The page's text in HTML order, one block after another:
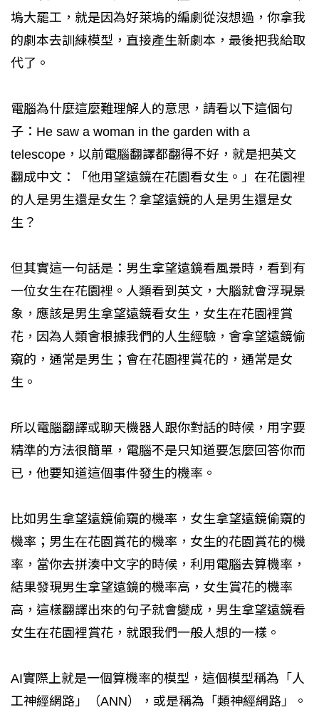
塢大罷工，就是因為好萊塢的編劇從沒想過，你拿我
的劇本去訓練模型，直接產生新劇本，最後把我給取
代了。
電腦為什麼這麼難理解人的意思，請看以下這個句
子：He saw a woman in the garden with a
telescope，以前電腦翻譯都翻得不好，就是把英文
翻成中文：「他用望遠鏡在花園看女生。」在花園裡
的人是男生還是女生？拿望遠鏡的人是男生還是女
生？
但其實這一句話是：男生拿望遠鏡看風景時，看到有
一位女生在花園裡。人類看到英文，大腦就會浮現景
象，應該是男生拿望遠鏡看女生，女生在花園裡賞
花，因為人類會根據我們的人生經驗，會拿望遠鏡偷
窺的，通常是男生；會在花園裡賞花的，通常是女
生。
所以電腦翻譯或聊天機器人跟你對話的時候，用字要
精準的方法很簡單，電腦不是只知道要怎麼回答你而
已，他要知道這個事件發生的機率。
比如男生拿望遠鏡偷窺的機率，女生拿望遠鏡偷窺的
機率；男生在花園賞花的機率，女生的花園賞花的機
率，當你去拼湊中文字的時候，利用電腦去算機率，
結果發現男生拿望遠鏡的機率高，女生賞花的機率
高，這樣翻譯出來的句子就會變成，男生拿望遠鏡看
女生在花園裡賞花，就跟我們一般人想的一樣。
AI實際上就是一個算機率的模型，這個模型稱為「人
工神經網路」（ANN），或是稱為「類神經網路」。